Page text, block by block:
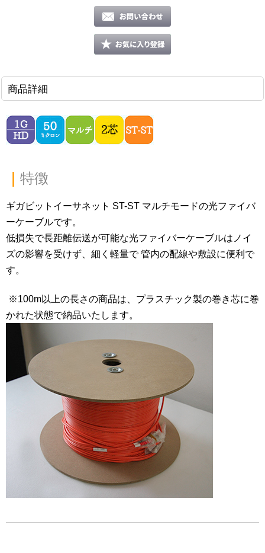
商品詳細
特徴
ギガビットイーサネット ST-ST マルチモードの光ファイバ
ーケーブルです。
低損失で長距離伝送が可能な光ファイバーケーブルはノイ
ズの影響を受けず、細く軽量で 管内の配線や敷設に便利で
す。
※100m以上の長さの商品は、プラスチック製の巻き芯に巻
かれた状態で納品いたします。